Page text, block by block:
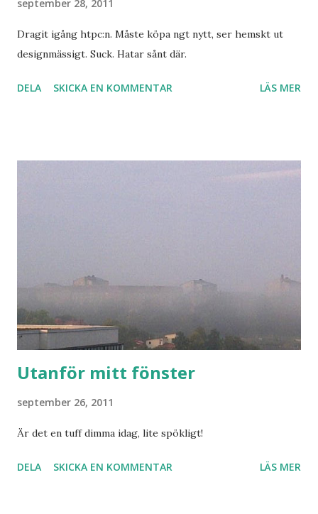
september 28, 2011
Dragit igång htpc:n. Måste köpa ngt nytt, ser hemskt ut
designmässigt. Suck. Hatar sånt där.
DELA SKICKA EN KOMMENTAR LÄS MER
Utanför mitt fönster
september 26, 2011
Är det en tuff dimma idag, lite spökligt!
DELA SKICKA EN KOMMENTAR LÄS MER